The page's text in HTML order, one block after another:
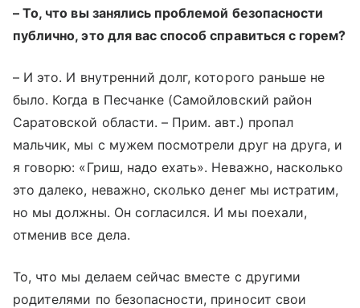
– То, что вы занялись проблемой безопасности
публично, это для вас способ справиться с горем?
– И это. И внутренний долг, которого раньше не
было. Когда в Песчанке (Самойловский район
Саратовской области. – Прим. авт.) пропал
мальчик, мы с мужем посмотрели друг на друга, и
я говорю: «Гриш, надо ехать». Неважно, насколько
это далеко, неважно, сколько денег мы истратим,
но мы должны. Он согласился. И мы поехали,
отменив все дела.
То, что мы делаем сейчас вместе с другими
родителями по безопасности, приносит свои